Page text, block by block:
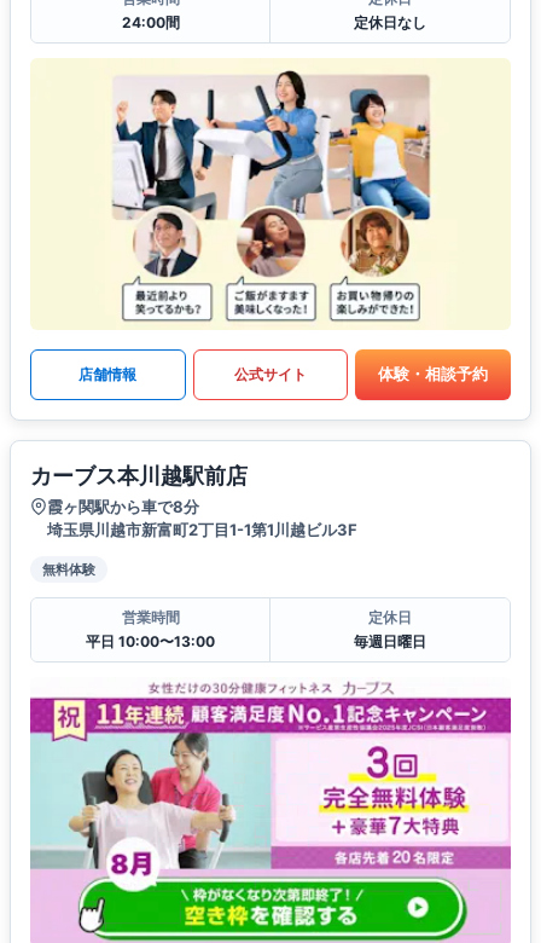
24:00間
定休日なし
店舗情報 公式サイト 体験・相談予約
カーブス本川越駅前店
霞ヶ関駅から車で8分
埼玉県川越市新富町2丁目1-1第1川越ビル3F
無料体験
営業時間
平日 10:00〜13:00
定休日
毎週日曜日